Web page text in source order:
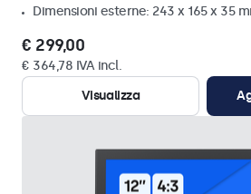
Dimensioni esterne: 243 x 165 x 35
€ 299,00
€ 364,78 IVA incl.
Visualizza